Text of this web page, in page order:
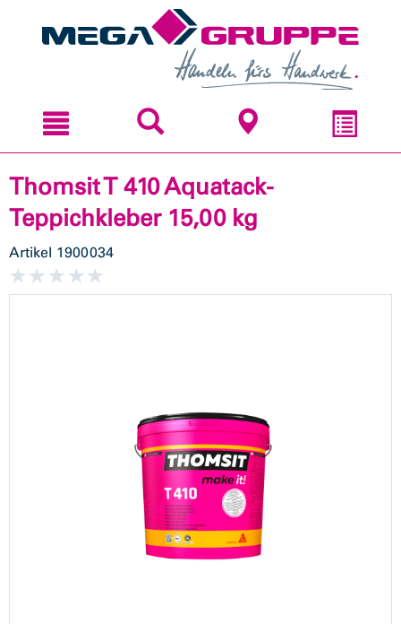
Thomsit T 410 Aquatack-
Teppichkleber 15,00 kg
Artikel 1900034